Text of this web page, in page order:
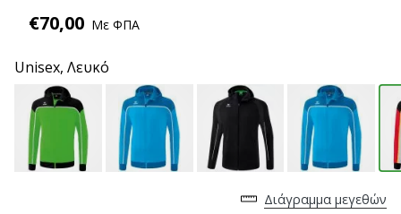
τις
αναβαθμίσεις
μάθε
αν
αξίζει…
€70,00 Με ΦΠΑ
Unisex, Λευκό
Διάγραμμα μεγεθών